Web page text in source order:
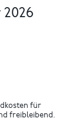
für
freibleibend.